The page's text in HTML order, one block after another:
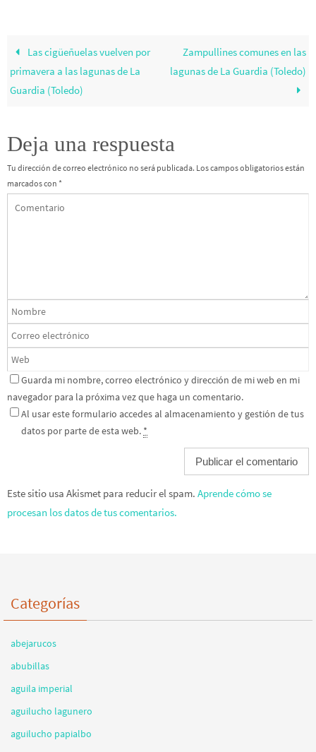
Las cigüeñuelas vuelven por
primavera a las lagunas de La
Guardia (Toledo)
Zampullines comunes en las
lagunas de La Guardia (Toledo)
Deja una respuesta
Tu dirección de correo electrónico no será publicada. Los campos obligatorios están
marcados con *
Guarda mi nombre, correo electrónico y dirección de mi web en mi
navegador para la próxima vez que haga un comentario.
Al usar este formulario accedes al almacenamiento y gestión de tus
datos por parte de esta web. *
Este sitio usa Akismet para reducir el spam. Aprende cómo se
procesan los datos de tus comentarios.
Categorías
abejarucos
abubillas
aguila imperial
aguilucho lagunero
aguilucho papialbo